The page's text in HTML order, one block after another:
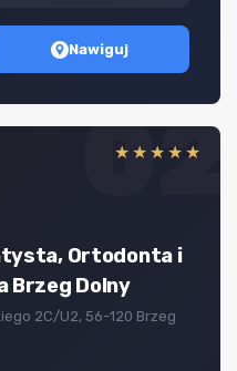
Nawiguj
02
★★★★★
Ortodonta i
Brzeg Dolny
2C/U2, 56-120 Brzeg